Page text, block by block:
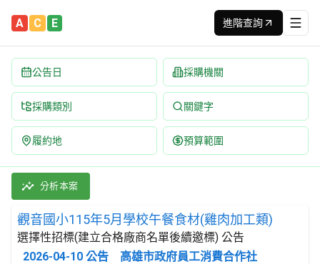
A C E 進階查詢
公告日 採購機關
採購類別 關鍵字
履約地 預算範圍
觀音國小115年5月學校午餐食材(雞肉加工類) 招標公告 | 案
採購類別：財物類 肉類,魚,果實,蔬菜,及油脂 | 招標方式：
分析本案
觀音國小115年5月學校午餐食材(雞肉加工類)
選擇性招標(建立合格廠商名單後續邀標) 公告
2026-04-10 公告 高雄市政府員工消費合作社